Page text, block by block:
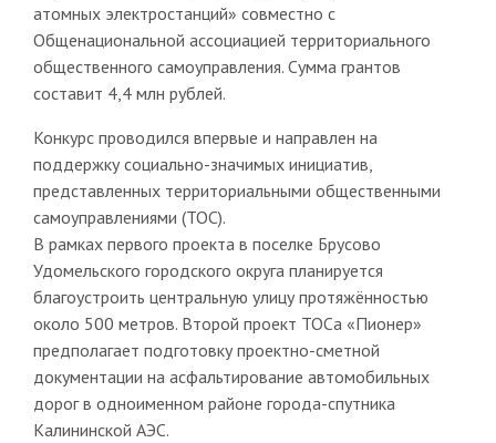
атомных электростанций» совместно с
Общенациональной ассоциацией территориального
общественного самоуправления. Сумма грантов
составит 4,4 млн рублей.
Конкурс проводился впервые и направлен на
поддержку социально-значимых инициатив,
представленных территориальными общественными
самоуправлениями (ТОС).
В рамках первого проекта в поселке Брусово
Удомельского городского округа планируется
благоустроить центральную улицу протяжённостью
около 500 метров. Второй проект ТОСа «Пионер»
предполагает подготовку проектно-сметной
документации на асфальтирование автомобильных
дорог в одноименном районе города-спутника
Калининской АЭС.